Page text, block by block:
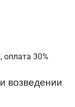
оплата 30%
возведении